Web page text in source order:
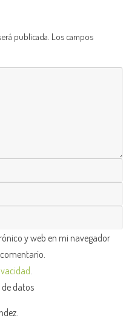
publicada. Los campos
y web en mi navegador
datos